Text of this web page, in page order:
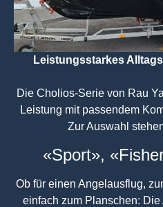
Leistungsstarkes
Die Cholios-Serie von Rau
Leistung mit passendem
Zur Auswahl
«Sport»,
Ob für einen Angelausflug,
einfach zum Planschen: